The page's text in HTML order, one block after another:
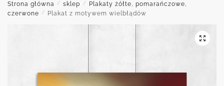
Strona główna / sklep /
Plakaty żółte, pomarańczowe,
czerwone
/ Plakat z motywem wielbłądów